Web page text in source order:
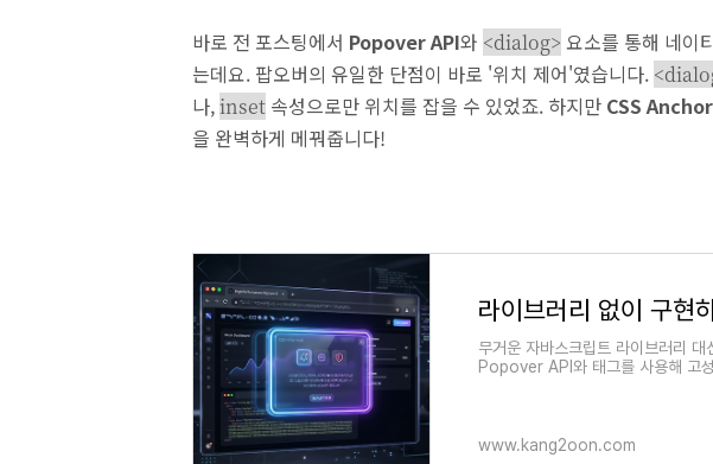
바로 전 포스팅에서 Popover API와 <dialog> 요소를 통해 네이
는데요. 팝오버의 유일한 단점이 바로 '위치 제어'였습니다.
나,inset 속성으로만 위치를 잡을 수 있었죠. 하지만 CSS
을 완벽하게 메꿔줍니다!
무거운 자바스크립트 라이브러리
Popover API와 태그를 사용해 고
www.kang2oon.com